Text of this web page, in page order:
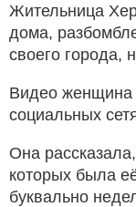
Жительница
дома,
своего города,
Видео женщина
социальных
Она
которых была
буквально